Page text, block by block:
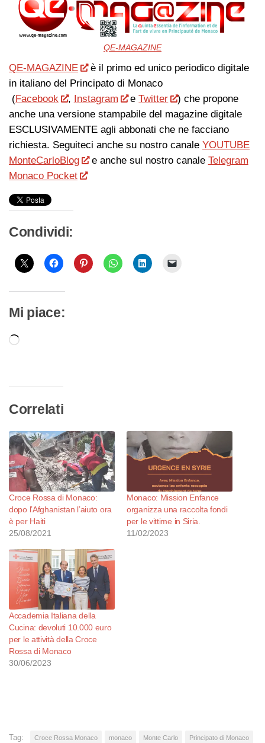
QE-MAGAZINE
QE-MAGAZINE
è il primo ed unico periodico digitale
in italiano del Principato di Monaco
(Facebook , Instagram eTwitter
) che propone
anche una versione stampabile del magazine digitale
ESCLUSIVAMENTE agli abbonati che ne facciano
richiesta. Seguiteci anche su nostro canale YOUTUBE
MonteCarloBlog
e anche sul nostro canale Telegram
Monaco Pocket
Condividi:
Mi piace:
Caricamento
Correlati
Croce Rossa di Monaco:
dopo l’Afghanistan l’aiuto ora
è per Haiti
25/08/2021
Monaco: Mission Enfance
organizza una raccolta fondi
per le vittime in Siria.
11/02/2023
Accademia Italiana della
Cucina: devoluti 10.000 euro
per le attività della Croce
Rossa di Monaco
30/06/2023
Tag: Croce Rossa Monaco monaco Monte Carlo Principato di Monaco